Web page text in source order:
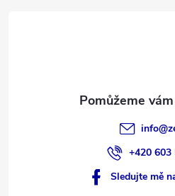
info@
+420 603
Sledujte mě